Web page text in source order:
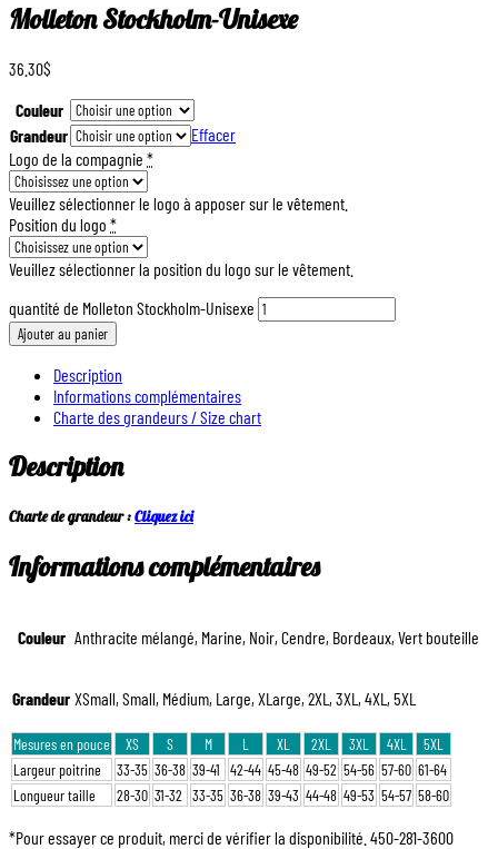
Molleton Stockholm-Unisexe
36.30$
Couleur
Grandeur
Effacer
Logo de la compagnie *
Veuillez sélectionner le logo à apposer sur le vêtement.
Position du logo *
Veuillez sélectionner la position du logo sur le vêtement.
quantité de Molleton Stockholm-Unisexe
Ajouter au panier
Description
Informations complémentaires
Charte des grandeurs / Size chart
Description
Charte de grandeur :Cliquez ici
Informations complémentaires
Couleur Anthracite mélangé, Marine, Noir, Cendre, Bordeaux, Vert bouteille
Grandeur XSmall, Small, Médium, Large, XLarge, 2XL, 3XL, 4XL, 5XL
Mesures en pouce XS S M L XL 2XL 3XL 4XL
5XL
Largeur poitrine
33-35 36-38 39-41 42-44 45-48 49-52 54-56 57-60 61-64
Longueur taille
28-30 31-32 33-35 36-38 39-43 44-48 49-53 54-57 58-60
*Pour essayer ce produit, merci de vérifier la disponibilité. 450-281-3600